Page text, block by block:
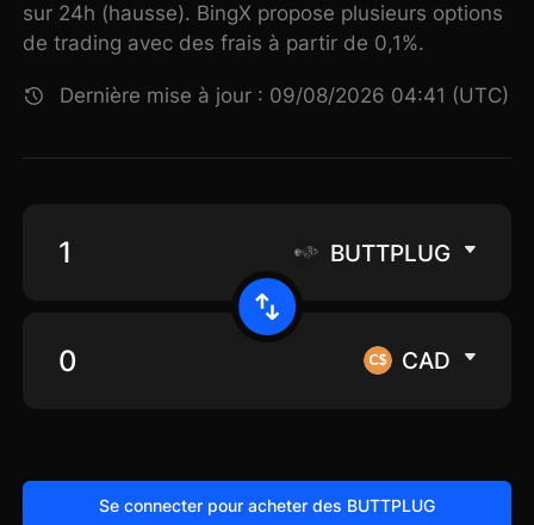
sur 24h (hausse). BingX propose plusieurs options
de trading avec des frais à partir de 0,1%.
Dernière mise à jour : 09/08/2026 04:41 (UTC)
BUTTPLUG
CAD
Se connecter pour acheter des BUTTPLUG